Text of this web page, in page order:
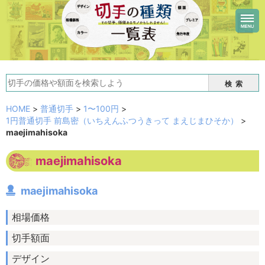
検索
HOME > 普通切手 > 1〜100円 >
1円普通切手 前島密（いちえんふつうきって まえじまひそか）
>
maejimahisoka
maejimahisoka
maejimahisoka
相場価格
切手額面
デザイン